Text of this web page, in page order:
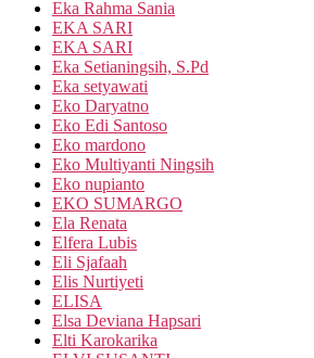
Eka Rahma Sania
EKA SARI
EKA SARI
Eka Setianingsih, S.Pd
Eka setyawati
Eko Daryatno
Eko Edi Santoso
Eko mardono
Eko Multiyanti Ningsih
Eko nupianto
EKO SUMARGO
Ela Renata
Elfera Lubis
Eli Sjafaah
Elis Nurtiyeti
ELISA
Elsa Deviana Hapsari
Elti Karokarika